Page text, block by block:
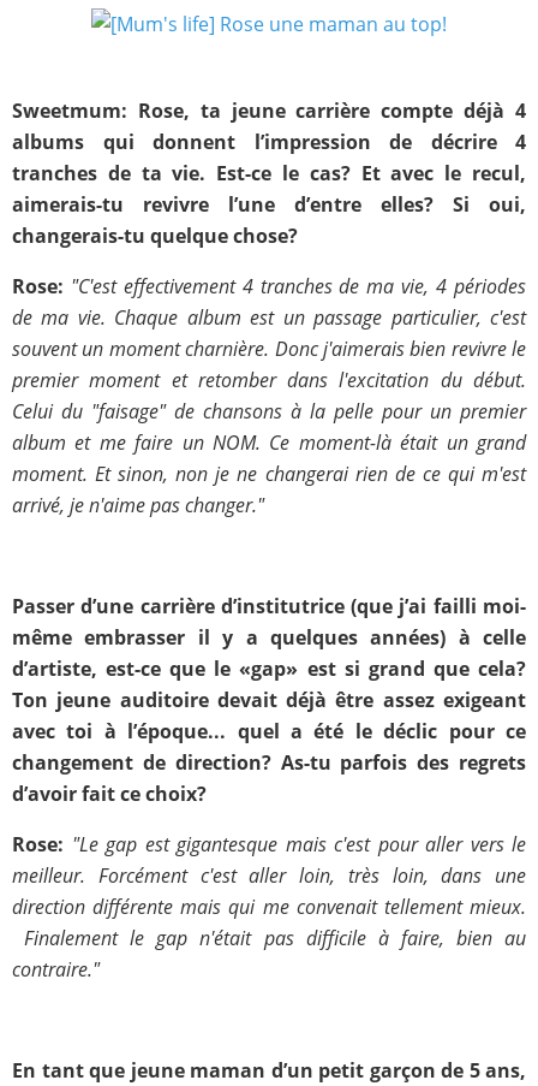
Sweetmum: Rose, ta jeune carrière compte déjà 4
albums qui donnent l’impression de décrire 4
tranches de ta vie. Est-ce le cas? Et avec le recul,
aimerais-tu revivre l’une d’entre elles? Si oui,
changerais-tu quelque chose?
Rose: "C'est effectivement 4 tranches de ma vie, 4 périodes
de ma vie. Chaque album est un passage particulier, c'est
souvent un moment charnière. Donc j'aimerais bien revivre le
premier moment et retomber dans l'excitation du début.
Celui du "faisage" de chansons à la pelle pour un premier
album et me faire un NOM. Ce moment-là était un grand
moment. Et sinon, non je ne changerai rien de ce qui m'est
arrivé, je n'aime pas changer."
Passer d’une carrière d’institutrice (que j’ai failli moi-
même embrasser il y a quelques années) à celle
d’artiste, est-ce que le «gap» est si grand que cela?
Ton jeune auditoire devait déjà être assez exigeant
avec toi à l’époque... quel a été le déclic pour ce
changement de direction? As-tu parfois des regrets
d’avoir fait ce choix?
Rose: "Le gap est gigantesque mais c'est pour aller vers le
meilleur. Forcément c'est aller loin, très loin, dans une
direction différente mais qui me convenait tellement mieux.
Finalement le gap n'était pas difficile à faire, bien au
contraire."
En tant que jeune maman d’un petit garçon de 5 ans,